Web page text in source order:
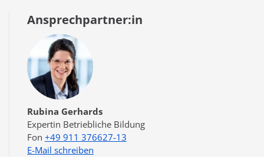
Ansprechpartner:in
Rubina Gerhards
Expertin Betriebliche Bildung
+49 911 376627-13
E-Mail schreiben